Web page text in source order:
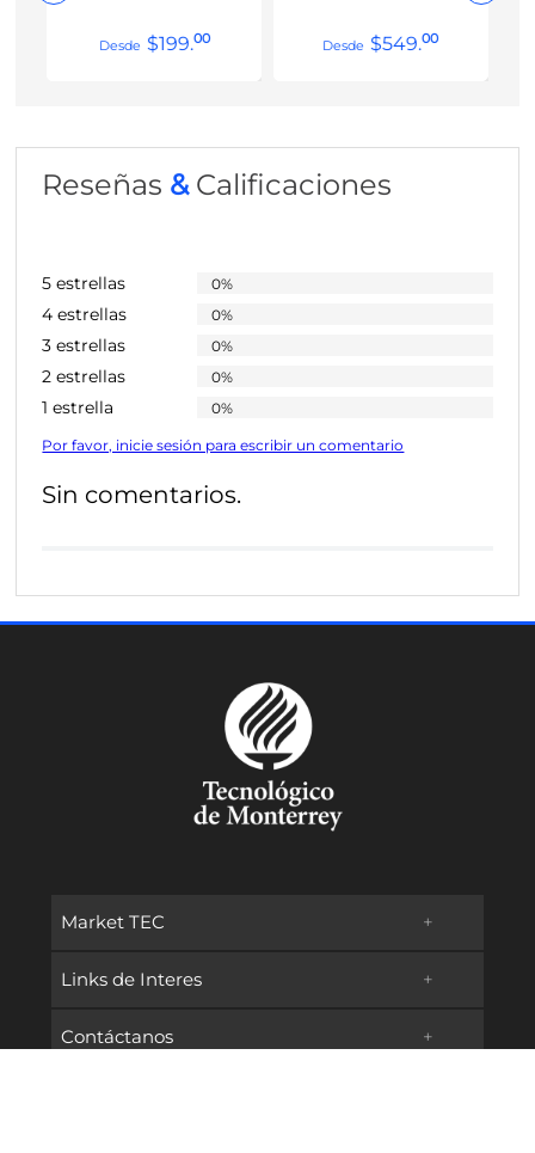
$199.00 $549.00
Reseñas &Calificaciones
5 estrellas 0%
4 estrellas 0%
3 estrellas 0%
2 estrellas 0%
1 estrella 0%
Por favor, inicie sesión para escribir un comentario
Sin comentarios.
Market TEC +
Promociones
Preguntas frecuentes
Links de Interes +
Oferta Educativa
Contáctanos +